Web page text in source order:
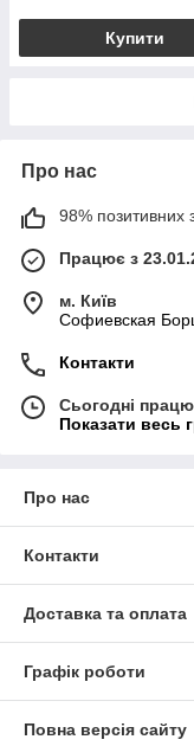
Купити
Про нас
98% позитивних з
Працює з
м. Київ
Софиевская
Контакти
Сьогодні
Показати весь
Про нас
Контакти
Доставка та оплата
Графік роботи
Повна версія сайту